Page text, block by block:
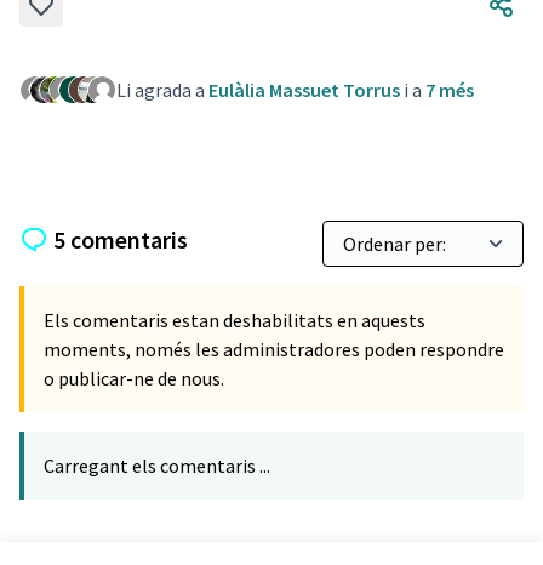
Li agrada a Eulàlia Massuet Torrus i a 7 més
5 comentaris
Els comentaris estan deshabilitats en aquests
moments, només les administradores poden respondre
o publicar-ne de nous.
Carregant els comentaris ...